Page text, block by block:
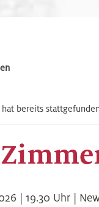
bereits
| 19.30 Uhr |